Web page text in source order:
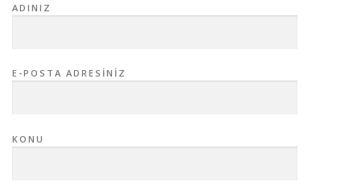
m
i
ADINIZ
E-POSTA ADRESINIZ
KONU